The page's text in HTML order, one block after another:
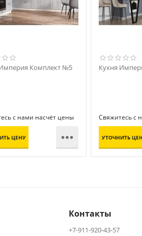
Комплект №5
с нами насчёт цены
ЦЕНУ 
Кухня
Свяжитесь с
УТОЧНИТЬ
Контакты
+7-911-920-43-57